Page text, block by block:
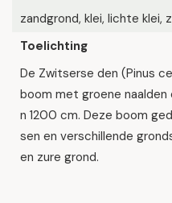
zandgrond, klei, lichte klei,
Toelichting
De Zwitserse den (Pinus
boom met groene naalden
n 1200 cm. Deze boom
sen en verschillende
en zure grond.